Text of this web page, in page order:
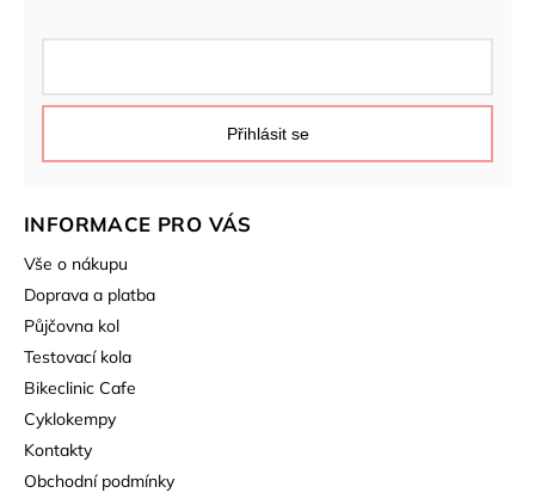
INFORMACE PRO VÁS
Vše o nákupu
Doprava a platba
Půjčovna kol
Testovací kola
Bikeclinic Cafe
Cyklokempy
Kontakty
Obchodní podmínky
Přihlásit se